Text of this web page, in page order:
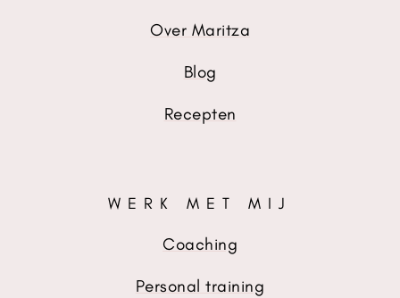
Over Maritza
Blog
Recepten
WERK MET MIJ
Coaching
Personal training